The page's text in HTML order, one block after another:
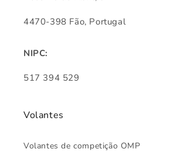
4470-398 Fão, Portugal
NIPC:
517 394 529
Volantes
Volantes de competição OMP